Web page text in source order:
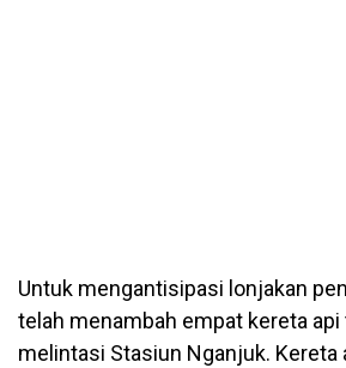
Untuk mengantisipasi lonjakan
telah menambah empat kereta api
melintasi Stasiun Nganjuk. Kereta